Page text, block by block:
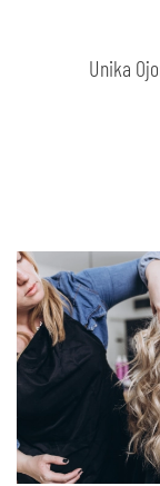
Unika